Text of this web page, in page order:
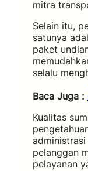
mitra
Selain itu,
satunya
paket
selalu
Baca Juga :
Kualitas
pelanggan
pelayanan